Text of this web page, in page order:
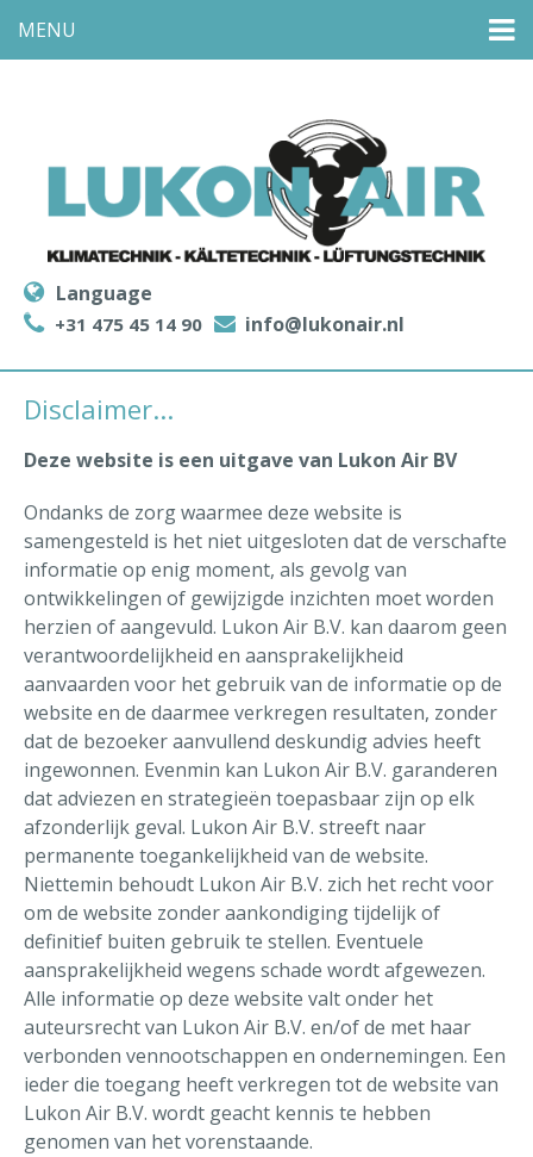
MENU
Language
+31 475 45 14 90 info@lukonair.nl
Disclaimer...
Deze website is een uitgave van Lukon Air BV
Ondanks de zorg waarmee deze website is
samengesteld is het niet uitgesloten dat de verschafte
informatie op enig moment, als gevolg van
ontwikkelingen of gewijzigde inzichten moet worden
herzien of aangevuld. Lukon Air B.V. kan daarom geen
verantwoordelijkheid en aansprakelijkheid
aanvaarden voor het gebruik van de informatie op de
website en de daarmee verkregen resultaten, zonder
dat de bezoeker aanvullend deskundig advies heeft
ingewonnen. Evenmin kan Lukon Air B.V. garanderen
dat adviezen en strategieën toepasbaar zijn op elk
afzonderlijk geval. Lukon Air B.V. streeft naar
permanente toegankelijkheid van de website.
Niettemin behoudt Lukon Air B.V. zich het recht voor
om de website zonder aankondiging tijdelijk of
definitief buiten gebruik te stellen. Eventuele
aansprakelijkheid wegens schade wordt afgewezen.
Alle informatie op deze website valt onder het
auteursrecht van Lukon Air B.V. en/of de met haar
verbonden vennootschappen en ondernemingen. Een
ieder die toegang heeft verkregen tot de website van
Lukon Air B.V. wordt geacht kennis te hebben
genomen van het vorenstaande.